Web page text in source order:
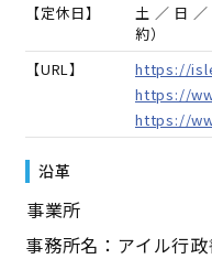
【定休日】
土 ／ 日
約）
【URL】
https://
https://
https://
沿革
――事業所――
事務所名：アイル行